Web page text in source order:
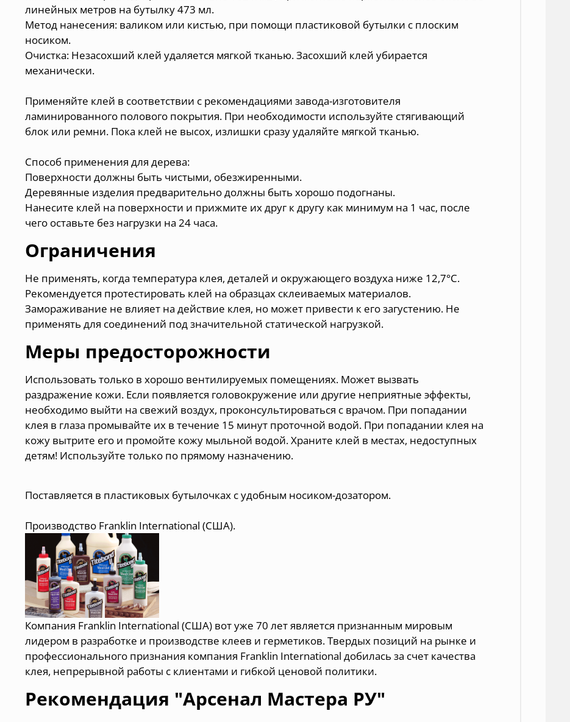
линейных метров на бутылку 473 мл.
Метод нанесения: валиком или кистью, при помощи пластиковой бутылки с плоским
носиком.
Очистка: Незасохший клей удаляется мягкой тканью. Засохший клей убирается
механически.
Применяйте клей в соответствии с рекомендациями завода-изготовителя
ламинированного полового покрытия. При необходимости используйте стягивающий
блок или ремни. Пока клей не высох, излишки сразу удаляйте мягкой тканью.
Способ применения для дерева:
Поверхности должны быть чистыми, обезжиренными.
Деревянные изделия предварительно должны быть хорошо подогнаны.
Нанесите клей на поверхности и прижмите их друг к другу как минимум на 1 час, после
чего оставьте без нагрузки на 24 часа.
Ограничения
Не применять, когда температура клея, деталей и окружающего воздуха ниже 12,7°С.
Рекомендуется протестировать клей на образцах склеиваемых материалов.
Замораживание не влияет на действие клея, но может привести к его загустению. Не
применять для соединений под значительной статической нагрузкой.
Меры предосторожности
Использовать только в хорошо вентилируемых помещениях. Может вызвать
раздражение кожи. Если появляется головокружение или другие неприятные эффекты,
необходимо выйти на свежий воздух, проконсультироваться с врачом. При попадании
клея в глаза промывайте их в течение 15 минут проточной водой. При попадании клея на
кожу вытрите его и промойте кожу мыльной водой. Храните клей в местах, недоступных
детям! Используйте только по прямому назначению.
Поставляется в пластиковых бутылочках с удобным носиком-дозатором.
Производство Franklin International (США).
Компания Franklin International (США) вот уже 70 лет является признанным мировым
лидером в разработке и производстве клеев и герметиков. Твердых позиций на рынке и
профессионального признания компания Franklin International добилась за счет качества
клея, непрерывной работы с клиентами и гибкой ценовой политики.
Рекомендация "Арсенал Мастера РУ"